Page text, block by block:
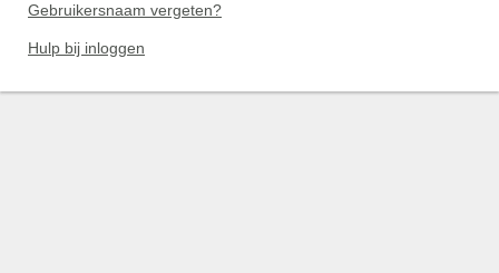
Gebruikersnaam vergeten?
Hulp bij inloggen